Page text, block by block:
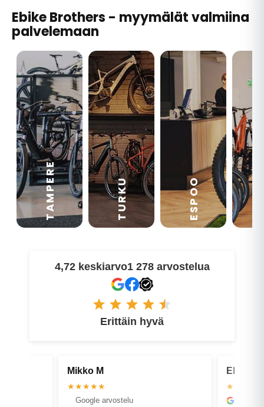
Ebike Brothers - myymälät valmiina
palvelemaan
TAMPERE TURKU ESPOO
4,72 keskiarvo1 278 arvostelua
Erittäin hyvä
Ekko H
★★★★★
Google arvostelu